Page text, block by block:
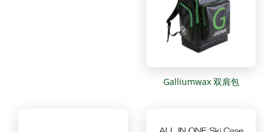
Galliumwax 双肩包